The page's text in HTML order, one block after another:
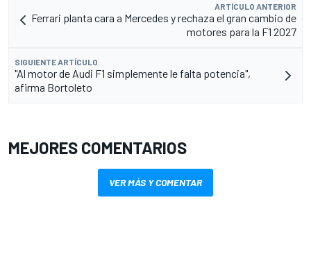
ARTÍCULO ANTERIOR
Ferrari planta cara a Mercedes y rechaza el gran cambio de
motores para la F1 2027
SIGUIENTE ARTÍCULO
"Al motor de Audi F1 simplemente le falta potencia",
afirma Bortoleto
MEJORES COMENTARIOS
VER MÁS Y COMENTAR